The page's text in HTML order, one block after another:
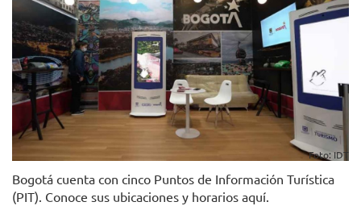
Foto: IDT
Bogotá cuenta con cinco Puntos de Información Turística
(PIT). Conoce sus ubicaciones y horarios aquí.